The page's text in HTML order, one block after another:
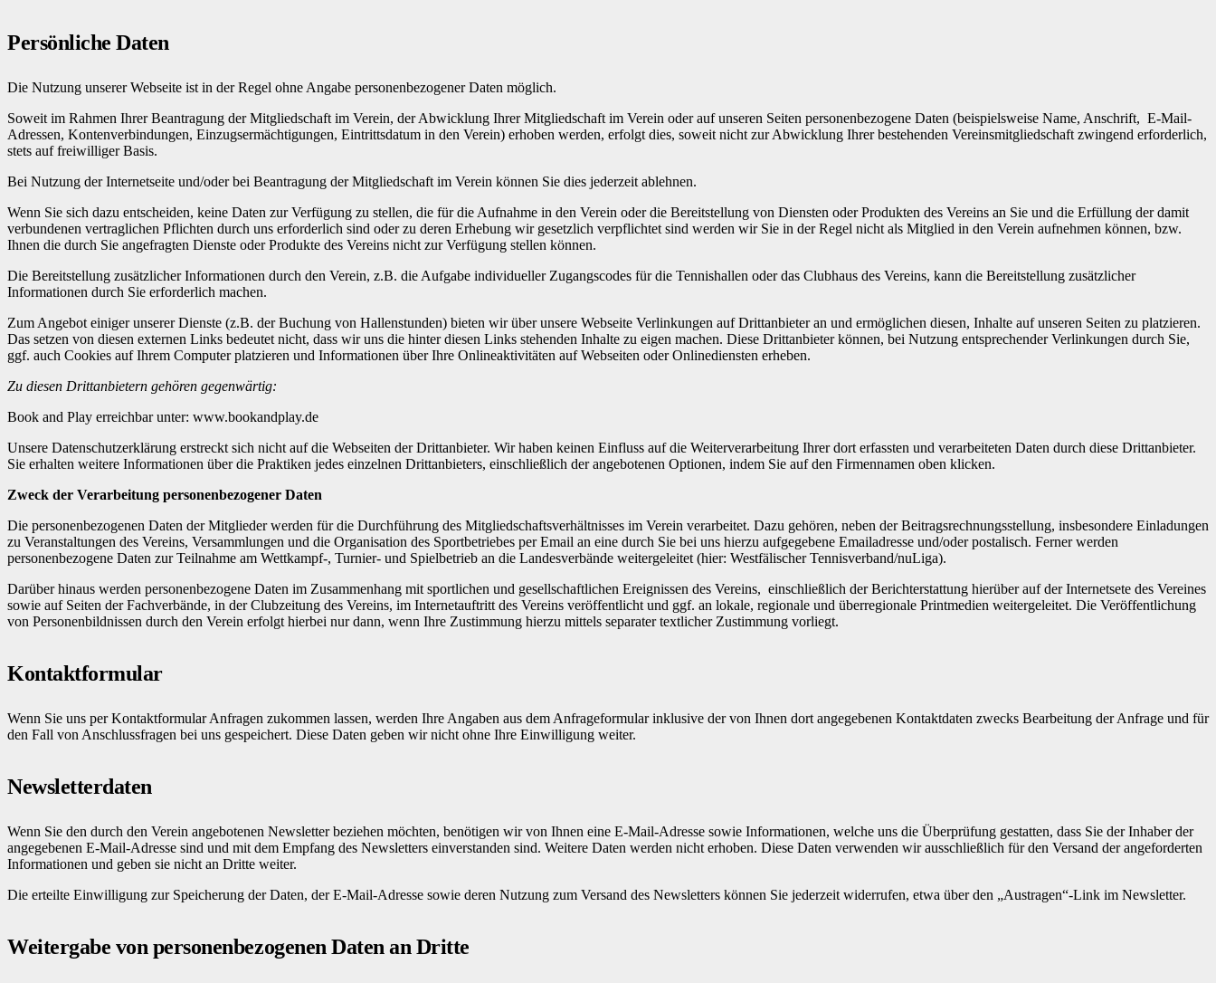
Persönliche Daten
Die Nutzung unserer Webseite ist in der Regel ohne Angabe personenbezogener Daten möglich.
Soweit im Rahmen Ihrer Beantragung der Mitgliedschaft im Verein, der Abwicklung Ihrer Mitgliedschaft im Verein oder auf unseren Seiten personenbezogene Daten (beispielsweise Name, Anschrift, E-Mail-
Adressen, Kontenverbindungen, Einzugsermächtigungen, Eintrittsdatum in den Verein) erhoben werden, erfolgt dies, soweit nicht zur Abwicklung Ihrer bestehenden Vereinsmitgliedschaft zwingend erforderlich,
stets auf freiwilliger Basis.
Bei Nutzung der Internetseite und/oder bei Beantragung der Mitgliedschaft im Verein können Sie dies jederzeit ablehnen.
Wenn Sie sich dazu entscheiden, keine Daten zur Verfügung zu stellen, die für die Aufnahme in den Verein oder die Bereitstellung von Diensten oder Produkten des Vereins an Sie und die Erfüllung der damit
verbundenen vertraglichen Pflichten durch uns erforderlich sind oder zu deren Erhebung wir gesetzlich verpflichtet sind werden wir Sie in der Regel nicht als Mitglied in den Verein aufnehmen können, bzw.
Ihnen die durch Sie angefragten Dienste oder Produkte des Vereins nicht zur Verfügung stellen können.
Die Bereitstellung zusätzlicher Informationen durch den Verein, z.B. die Aufgabe individueller Zugangscodes für die Tennishallen oder das Clubhaus des Vereins, kann die Bereitstellung zusätzlicher
Informationen durch Sie erforderlich machen.
Zum Angebot einiger unserer Dienste (z.B. der Buchung von Hallenstunden) bieten wir über unsere Webseite Verlinkungen auf Drittanbieter an und ermöglichen diesen, Inhalte auf unseren Seiten zu platzieren.
Das setzen von diesen externen Links bedeutet nicht, dass wir uns die hinter diesen Links stehenden Inhalte zu eigen machen. Diese Drittanbieter können, bei Nutzung entsprechender Verlinkungen durch Sie,
ggf. auch Cookies auf Ihrem Computer platzieren und Informationen über Ihre Onlineaktivitäten auf Webseiten oder Onlinediensten erheben.
Zu diesen Drittanbietern gehören gegenwärtig:
Book and Play erreichbar unter: www.bookandplay.de
Unsere Datenschutzerklärung erstreckt sich nicht auf die Webseiten der Drittanbieter. Wir haben keinen Einfluss auf die Weiterverarbeitung Ihrer dort erfassten und verarbeiteten Daten durch diese Drittanbieter.
Sie erhalten weitere Informationen über die Praktiken jedes einzelnen Drittanbieters, einschließlich der angebotenen Optionen, indem Sie auf den Firmennamen oben klicken.
Zweck der Verarbeitung personenbezogener Daten
Die personenbezogenen Daten der Mitglieder werden für die Durchführung des Mitgliedschaftsverhältnisses im Verein verarbeitet. Dazu gehören, neben der Beitragsrechnungsstellung, insbesondere Einladungen
zu Veranstaltungen des Vereins, Versammlungen und die Organisation des Sportbetriebes per Email an eine durch Sie bei uns hierzu aufgegebene Emailadresse und/oder postalisch. Ferner werden
personenbezogene Daten zur Teilnahme am Wettkampf-, Turnier- und Spielbetrieb an die Landesverbände weitergeleitet (hier: Westfälischer Tennisverband/nuLiga).
Darüber hinaus werden personenbezogene Daten im Zusammenhang mit sportlichen und gesellschaftlichen Ereignissen des Vereins, einschließlich der Berichterstattung hierüber auf der Internetsete des Vereines
sowie auf Seiten der Fachverbände, in der Clubzeitung des Vereins, im Internetauftritt des Vereins veröffentlicht und ggf. an lokale, regionale und überregionale Printmedien weitergeleitet. Die Veröffentlichung
von Personenbildnissen durch den Verein erfolgt hierbei nur dann, wenn Ihre Zustimmung hierzu mittels separater textlicher Zustimmung vorliegt.
Kontaktformular
Wenn Sie uns per Kontaktformular Anfragen zukommen lassen, werden Ihre Angaben aus dem Anfrageformular inklusive der von Ihnen dort angegebenen Kontaktdaten zwecks Bearbeitung der Anfrage und für
den Fall von Anschlussfragen bei uns gespeichert. Diese Daten geben wir nicht ohne Ihre Einwilligung weiter.
Newsletterdaten
Wenn Sie den durch den Verein angebotenen Newsletter beziehen möchten, benötigen wir von Ihnen eine E-Mail-Adresse sowie Informationen, welche uns die Überprüfung gestatten, dass Sie der Inhaber der
angegebenen E-Mail-Adresse sind und mit dem Empfang des Newsletters einverstanden sind. Weitere Daten werden nicht erhoben. Diese Daten verwenden wir ausschließlich für den Versand der angeforderten
Informationen und geben sie nicht an Dritte weiter.
Die erteilte Einwilligung zur Speicherung der Daten, der E-Mail-Adresse sowie deren Nutzung zum Versand des Newsletters können Sie jederzeit widerrufen, etwa über den „Austragen“-Link im Newsletter.
Weitergabe von personenbezogenen Daten an Dritte